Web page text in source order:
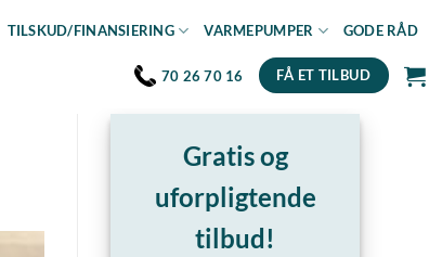
TILSKUD/FINANSIERING VARMEPUMPER GODE RÅD
70 26 70 16 FÅ ET TILBUD
Gratis og
uforpligtende
tilbud!